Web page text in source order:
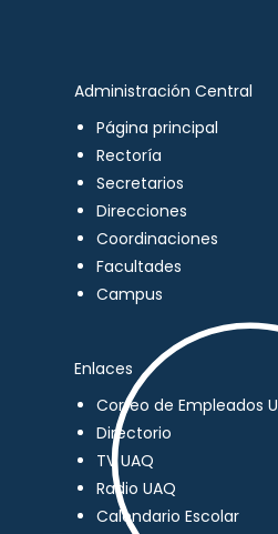
Administración Central
Página principal
Rectoría
Secretarios
Direcciones
Coordinaciones
Facultades
Campus
Enlaces
Correo de Empleados
Directorio
TV UAQ
Radio UAQ
Calendario Escolar